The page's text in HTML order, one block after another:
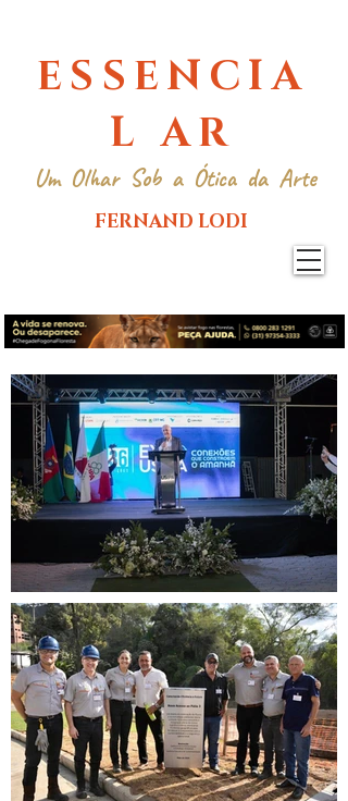
ESSENCIA
L AR
Um Olhar Sob a Ótica da Arte
FERNAND LODI